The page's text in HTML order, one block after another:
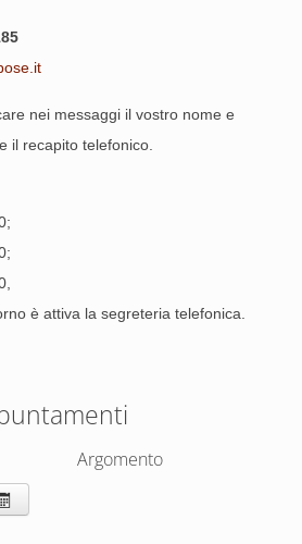
nei messaggi il vostro nome e
il recapito telefonico.
è attiva la segreteria telefonica.
Argomento